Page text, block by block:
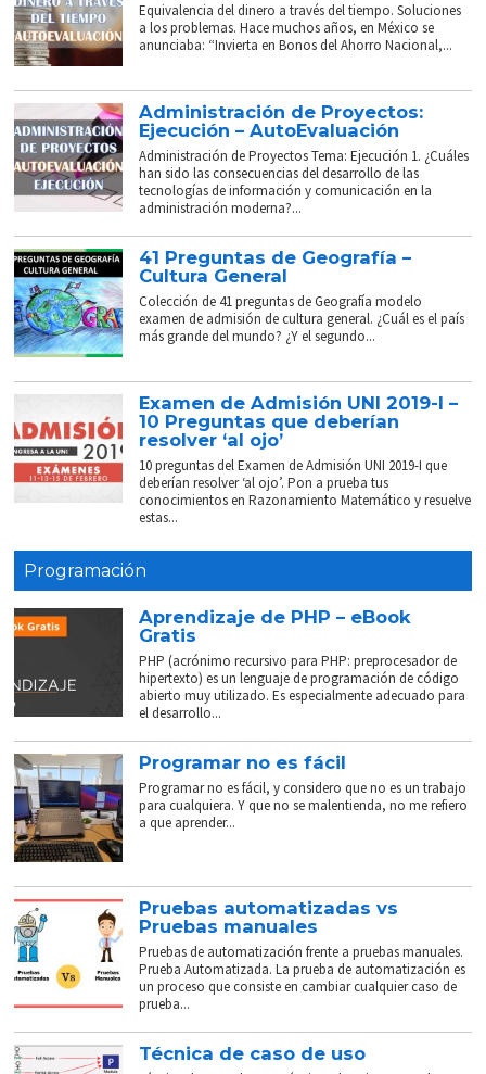
Equivalencia del dinero a través del tiempo. Soluciones
a los problemas. Hace muchos años, en México se
anunciaba: “Invierta en Bonos del Ahorro Nacional,...
Administración de Proyectos:
Ejecución – AutoEvaluación
Administración de Proyectos Tema: Ejecución 1. ¿Cuáles
han sido las consecuencias del desarrollo de las
tecnologías de información y comunicación en la
administración moderna?...
41 Preguntas de Geografía –
Cultura General
Colección de 41 preguntas de Geografía modelo
examen de admisión de cultura general. ¿Cuál es el país
más grande del mundo? ¿Y el segundo...
Examen de Admisión UNI 2019-I –
10 Preguntas que deberían
resolver ‘al ojo’
10 preguntas del Examen de Admisión UNI 2019-I que
deberían resolver ‘al ojo’. Pon a prueba tus
conocimientos en Razonamiento Matemático y resuelve
estas...
Programación
Aprendizaje de PHP – eBook
Gratis
PHP (acrónimo recursivo para PHP: preprocesador de
hipertexto) es un lenguaje de programación de código
abierto muy utilizado. Es especialmente adecuado para
el desarrollo...
Programar no es fácil
Programar no es fácil, y considero que no es un trabajo
para cualquiera. Y que no se malentienda, no me refiero
a que aprender...
Pruebas automatizadas vs
Pruebas manuales
Pruebas de automatización frente a pruebas manuales.
Prueba Automatizada. La prueba de automatización es
un proceso que consiste en cambiar cualquier caso de
prueba...
Técnica de caso de uso